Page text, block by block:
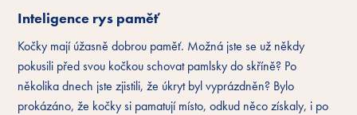
Inteligence rys paměť
Kočky mají úžasně dobrou paměť. Možná jste se už někdy
pokusili před svou kočkou schovat pamlsky do skříně? Po
několika dnech jste zjistili, že úkryt byl vyprázdněn? Bylo
prokázáno, že kočky si pamatují místo, odkud něco získaly, i po